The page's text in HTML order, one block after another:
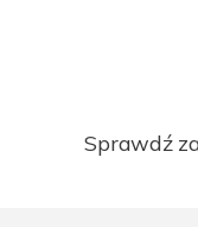
Sprawdź